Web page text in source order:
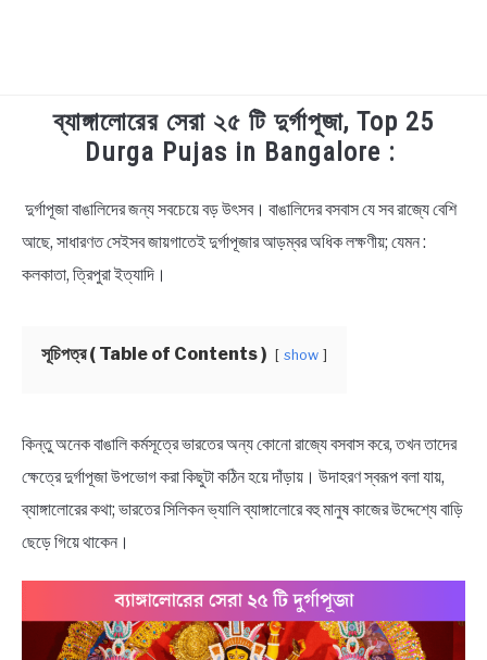
TECHNOLOGY
BIOGRAPHY
BENGALI WISHES
QUOTES & CAPTIONS
NEWS
BENGALI LYRICS
BENGALI NAMES
ব্যাঙ্গালোরের সেরা ২৫ টি দুর্গাপূজা, Top 25
Durga Pujas in Bangalore :
in
Durga
Puja
দুর্গাপূজা বাঙালিদের জন্য সবচেয়ে বড় উৎসব। বাঙালিদের বসবাস যে সব রাজ্যে বেশি
আছে, সাধারণত সেইসব জায়গাতেই দুর্গাপূজার আড়ম্বর অধিক লক্ষণীয়; যেমন :
কলকাতা, ত্রিপুরা ইত্যাদি।
সূচিপত্র ( Table of Contents ) show
কিন্তু অনেক বাঙালি কর্মসূত্রে ভারতের অন্য কোনো রাজ্যে বসবাস করে, তখন তাদের
ক্ষেত্রে দুর্গাপূজা উপভোগ করা কিছুটা কঠিন হয়ে দাঁড়ায়। উদাহরণ স্বরূপ বলা যায়,
ব্যাঙ্গালোরের কথা; ভারতের সিলিকন ভ্যালি ব্যাঙ্গালোরে বহু মানুষ কাজের উদ্দেশ্যে বাড়ি
ছেড়ে গিয়ে থাকেন।